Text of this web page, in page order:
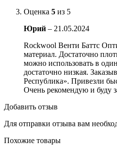
Оценка 5 из 5
Юрий – 21.05.2024
Rockwool Венти Баттс
материал. Достаточно
можно использовать в
достаточно низкая.
Республика». Привезли
Очень рекомендую и буду
Добавить отзыв
Для отправки отзыва вам
Похожие товары